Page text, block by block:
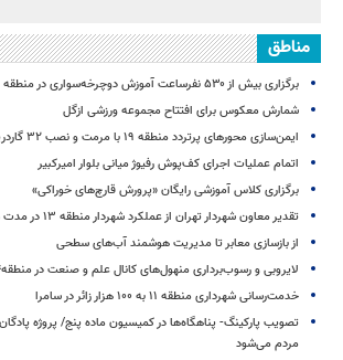
مناطق
برگزاری بیش از ۵۳۰ نفرساعت آموزش دوچرخه‌سواری در منطقه ۱۳
شمارش معکوس برای افتتاح مجموعه ورزشی ازگل
ایمن‌سازی محورهای پرتردد منطقه ۱۹ با مرمت و نصب ۳۲ گاردریل
اتمام عملیات اجرای کف‌پوش رفیوژ میانی بلوار امیرکبیر
برگزاری کلاس آموزشی رایگان «پرورش قارچ‌های خوراکی»
تقدیر معاون شهردار تهران از عملکرد شهردار منطقه ۱۳ در مدت هشت ماه مدیریت
از بازسازی معابر تا مدیریت هوشمند آب‌های سطحی
لایروبی و رسوب‌برداری منهول‌های کانال علم و صنعت در منطقه۴
خدمت‌رسانی شهرداری منطقه ۱۱ به ۱۰۰ هزار زائر در سامرا
مردم می‌شود